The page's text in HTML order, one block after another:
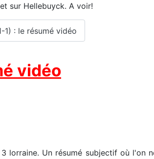
sur Hellebuyck. A voir!
1) : le résumé vidéo
vidéo
lorraine. Un résumé subjectif où